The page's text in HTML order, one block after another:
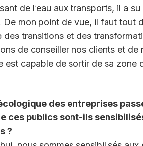
de l’eau aux transports, il a
De mon point de vue, il faut tout
des transitions et des
de conseiller nos clients et
est capable de sortir de sa
des entreprises
ces publics sont-ils
?